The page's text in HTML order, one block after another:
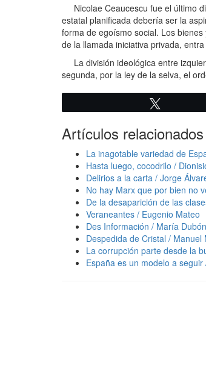
Nicolae Ceaucescu fue el último
estatal planificada debería ser la
forma de egoísmo social. Los
de la llamada iniciativa privada,
La división ideológica entre
segunda, por la ley de la selva, el
Artículos
La inagotable variedad de
Hasta luego, cocodrilo /
Delirios a la carta / Jorge
No hay Marx que por bien no
De la desaparición de las
Veraneantes / Eugenio Mateo
Des Información / María Dubón
Despedida de Cristal / Manuel
La corrupción parte desde la
España es un modelo a